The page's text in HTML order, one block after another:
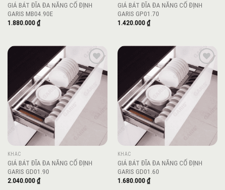
GIÁ BÁT ĐĨA ĐA NĂNG CỐ ĐỊNH
GARIS MB04.90E
1.880.000₫
GIÁ BÁT ĐĨA ĐA NĂNG CỐ ĐỊNH
GARIS GP01.70
1.420.000₫
Add to
wishlist
KHÁC
GIÁ BÁT ĐĨA ĐA NĂNG CỐ ĐỊNH
GARIS GD01.90
2.040.000₫
Add to
wishlist
KHÁC
GIÁ BÁT ĐĨA ĐA NĂNG CỐ ĐỊNH
GARIS GD01.60
1.680.000₫